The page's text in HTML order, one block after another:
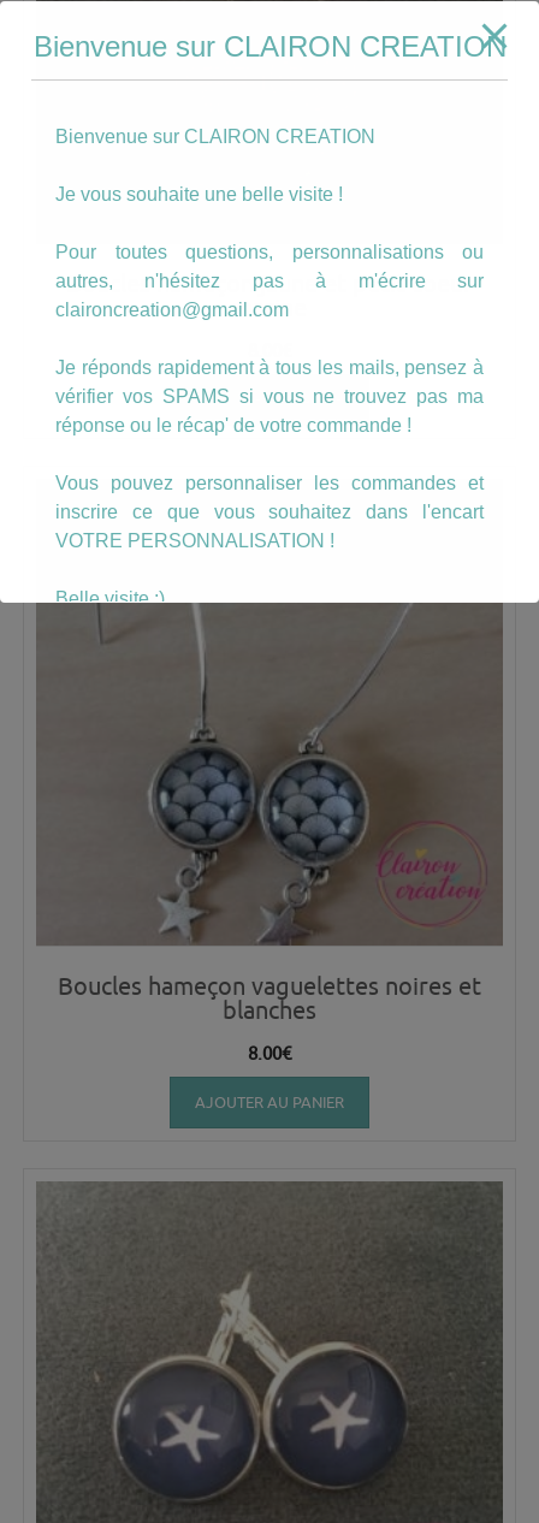
Boucles hameçon jaune et petit coeur
marine
AJOUTER AU PANIER
Boucles hameçon vaguelettes noires et
blanches
8.00€
AJOUTER AU PANIER
Bienvenue sur CLAIRON CREATION
Bienvenue sur CLAIRON CREATION
Je vous souhaite une belle visite !
Pour toutes questions, personnalisations ou
autres, n'hésitez pas à m'écrire sur
claironcreation@gmail.com
Je réponds rapidement à tous les mails, pensez à
vérifier vos SPAMS si vous ne trouvez pas ma
réponse ou le récap' de votre commande !
Vous pouvez personnaliser les commandes et
inscrire ce que vous souhaitez dans l'encart
VOTRE PERSONNALISATION !
Belle visite :)